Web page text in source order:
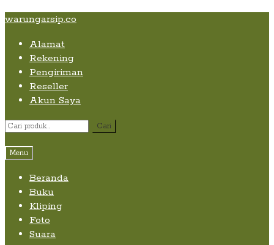
Skip
content
Skip
navigation
Skip
content
warungarsip.co
Alamat
Rekening
Pengiriman
Reseller
Akun Saya
Pencarian
Cari
Menu
Beranda
Buku
Kliping
Foto
Suara